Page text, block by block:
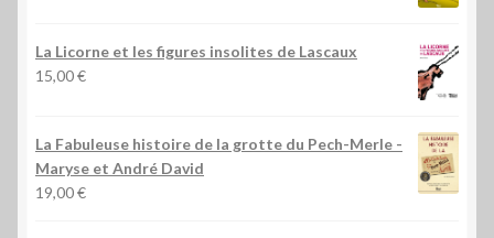
La Licorne et les figures insolites de Lascaux
15,00€
La Fabuleuse histoire de la grotte du Pech-Merle -
Maryse et André David
19,00€